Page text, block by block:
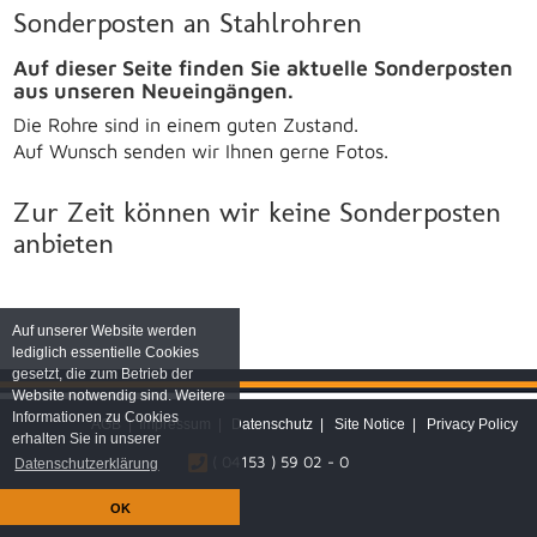
Auf unserer Website werden
lediglich essentielle Cookies
gesetzt, die zum Betrieb der
Website notwendig sind. Weitere
Informationen zu Cookies
erhalten Sie in unserer
Datenschutzerklärung
OK
Sonderposten an Stahlrohren
Auf dieser Seite finden Sie aktuelle Sonderposten
aus unseren Neueingängen.
Die Rohre sind in einem guten Zustand.
Auf Wunsch senden wir Ihnen gerne Fotos.
Zur Zeit können wir keine Sonderposten
anbieten
AGB | Impressum Datenschutz Site Notice Privacy Policy
( 04153 ) 59 02 - 0